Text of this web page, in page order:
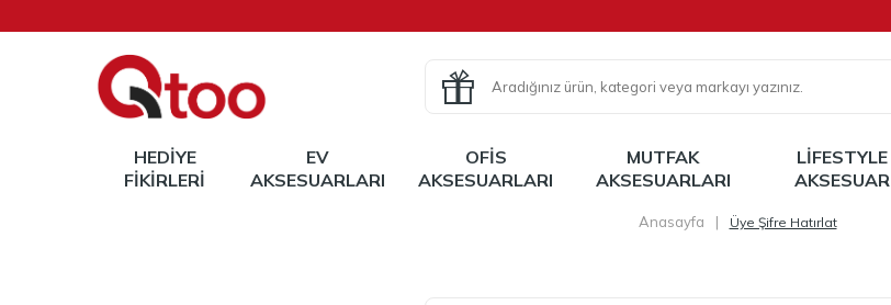
HEDIYE
FIKIRLERI
EV
AKSESUARLARI
OFIS
AKSESUARLARI
MUTFAK
AKSESUARLARI
LIFESTYLE
AKSESUAR
Anasayfa | Üye Şifre Hatırlat